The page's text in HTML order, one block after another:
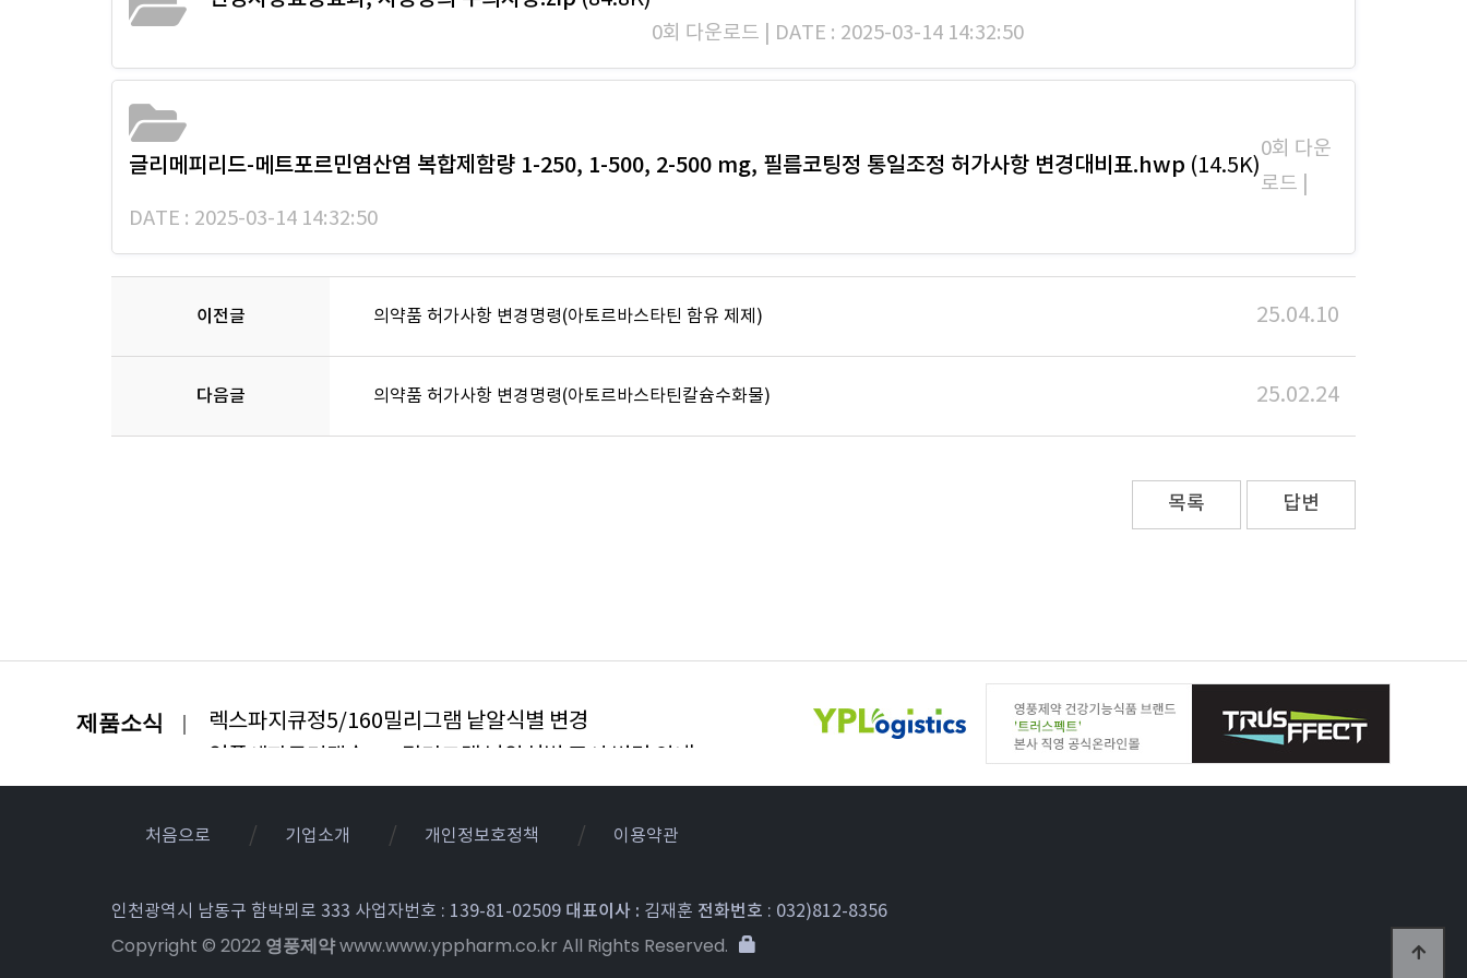
0회 다운로드 | DATE : 2025-03-14 14:32:50
글리메피리드-메트포르민염산염 복합제함량 1-250, 1-500, 2-500 mg, 필름코팅정 통일조정 허가사항 변경대비표.hwp (14.5K)
0회 다운
로드 |
DATE : 2025-03-14 14:32:50
이전글 의약품 허가사항 변경명령(아토르바스타틴 함유 제제) 25.04.10
다음글 의약품 허가사항 변경명령(아토르바스타틴칼슘수화물) 25.02.24
목록 답변
제품소식
렉스파지큐정5/160밀리그램 낱알식별 변경
처음으로 기업소개 개인정보호정책 이용약관
인천광역시 남동구 함박뫼로 333 사업자번호 : 139-81-02509 대표이사 : 김재훈 전화번호 : 032)812-8356
Copyright © 2022 영풍제약www.www.yppharm.co.kr All Rights Reserved.